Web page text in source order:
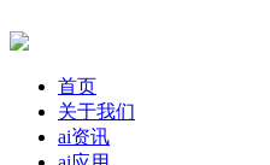
首页
关于我们
ai资讯